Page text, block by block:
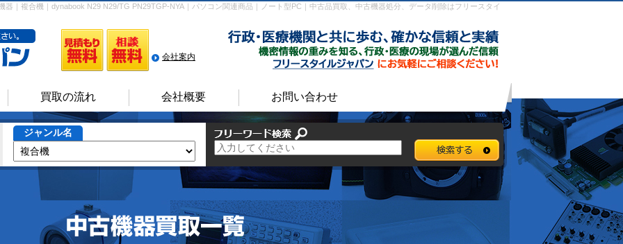
器｜複合機｜dynabook N29 N29/TG PN29TGP-NYA｜パソコン関連商品｜ノート型PC｜中古品買取、中古機器処分、データ削除はフリースタイ
会社案内
買取の流れ 会社概要 お問い合わせ
ジャンル名